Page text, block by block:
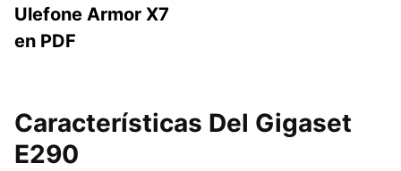
Ulefone Armor X7
en PDF
Características Del Gigaset
E290